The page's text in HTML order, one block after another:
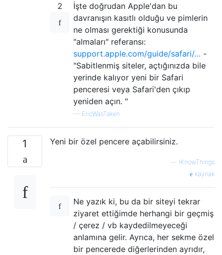
2
İşte doğrudan Apple'dan bu
davranışın kasıtlı olduğu ve pimlerin
ne olması gerektiği konusunda
"almaları" referansı:
support.apple.com/guide/safari/… -
"Sabitlenmiş siteler, açtığınızda bile
yerinde kalıyor yeni bir Safari
penceresi veya Safari'den çıkıp
yeniden açın. "
— EricWasTaken
1 Yeni bir özel pencere açabilirsiniz.
iKnowThings
kaynak
Ne yazık ki, bu da bir siteyi tekrar
ziyaret ettiğimde herhangi bir geçmiş
/ çerez / vb kaydedilmeyeceği
anlamına gelir. Ayrıca, her sekme özel
bir pencerede diğerlerinden ayrıdır,